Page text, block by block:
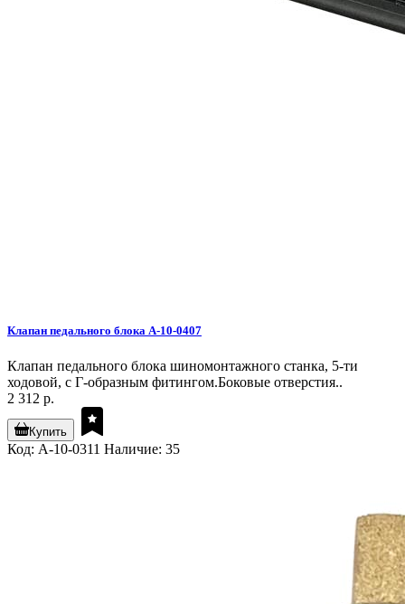
Клапан педального блока A-10-0407
Клапан педального блока шиномонтажного станка, 5-ти
ходовой, с Г-образным фитингом.Боковые отверстия..
2 312 р.
Купить
Код: A-10-0311 Наличие: 35